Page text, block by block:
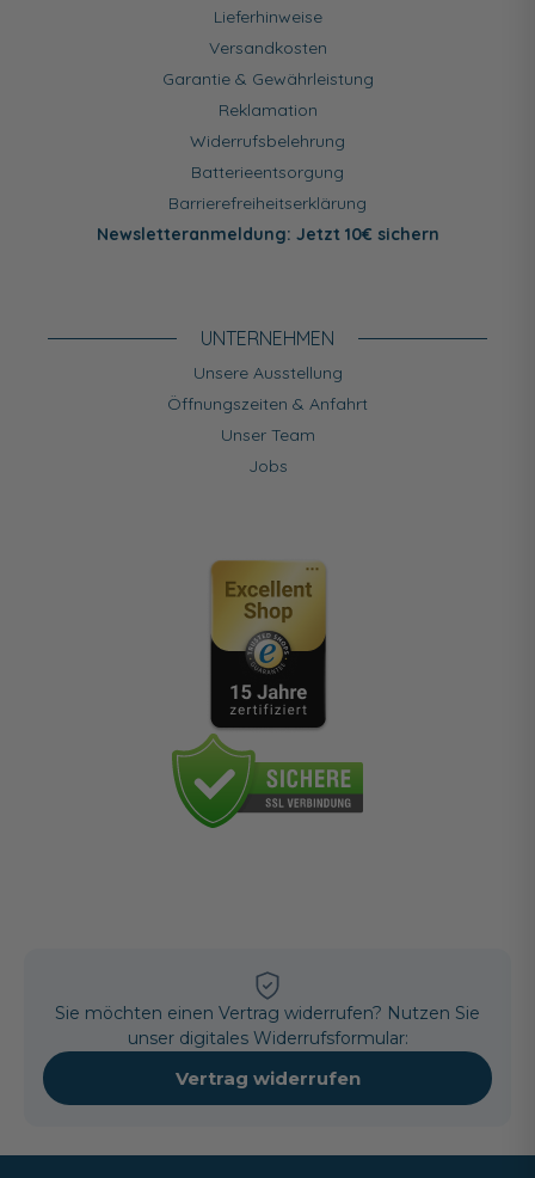
Lieferhinweise
Versandkosten
Garantie & Gewährleistung
Reklamation
Widerrufsbelehrung
Batterieentsorgung
Barrierefreiheitserklärung
Newsletteranmeldung: Jetzt 10€ sichern
UNTERNEHMEN
Unsere Ausstellung
Öffnungszeiten & Anfahrt
Unser Team
Jobs
Sie möchten einen Vertrag widerrufen? Nutzen Sie
unser digitales Widerrufsformular:
Vertrag widerrufen